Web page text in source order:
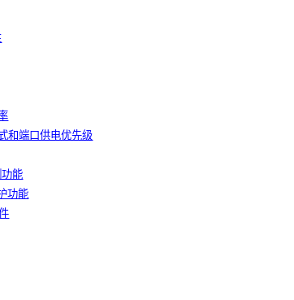
和端口供电优先级
能
功能